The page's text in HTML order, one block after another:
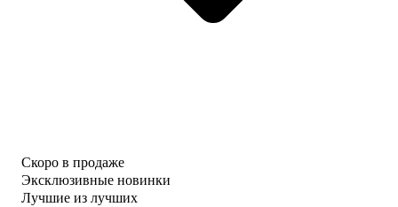
Скоро в продаже
Эксклюзивные новинки
Лучшие из лучших